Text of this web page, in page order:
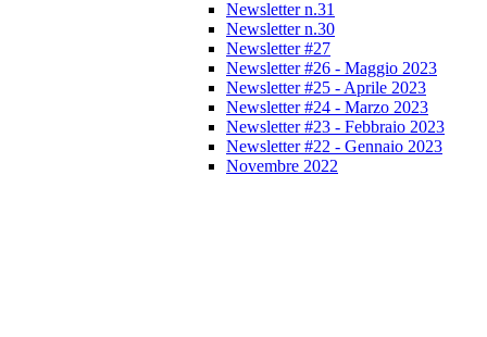
Newsletter n.31
Newsletter n.30
Newsletter #27
Newsletter #26 - Maggio 2023
Newsletter #25 - Aprile 2023
Newsletter #24 - Marzo 2023
Newsletter #23 - Febbraio 2023
Newsletter #22 - Gennaio 2023
Novembre 2022